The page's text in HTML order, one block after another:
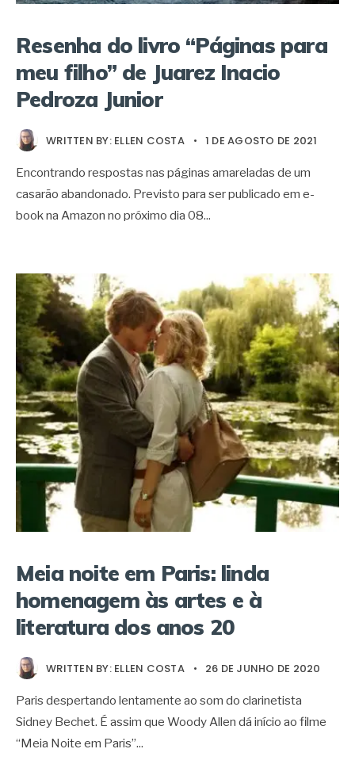
Resenha do livro “Páginas para
meu filho” de Juarez Inacio
Pedroza Junior
WRITTEN BY: ELLEN COSTA • 1 DE AGOSTO DE 2021
Encontrando respostas nas páginas amareladas de um
casarão abandonado. Previsto para ser publicado em e-
book na Amazon no próximo dia 08...
Meia noite em Paris: linda
homenagem às artes e à
literatura dos anos 20
WRITTEN BY: ELLEN COSTA • 26 DE JUNHO DE 2020
Paris despertando lentamente ao som do clarinetista
Sidney Bechet. É assim que Woody Allen dá início ao filme
“Meia Noite em Paris”...